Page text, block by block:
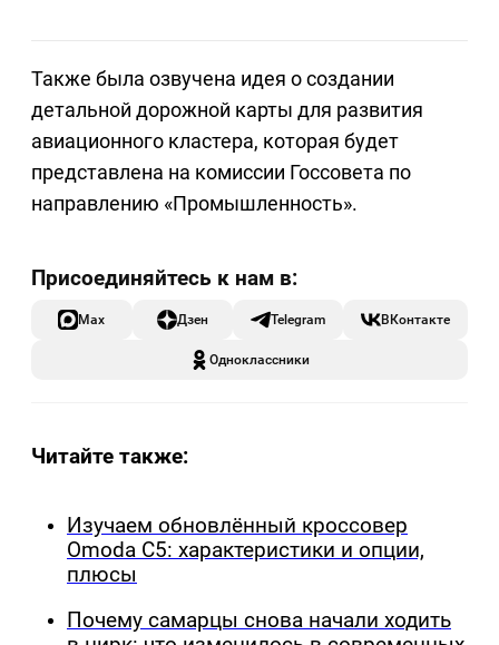
Также была озвучена идея о создании
детальной дорожной карты для развития
авиационного кластера, которая будет
представлена на комиссии Госсовета по
направлению «Промышленность».
Max Дзен Telegram ВКонтакте
Одноклассники
Читайте также:
Изучаем обновлённый кроссовер
Omoda C5: характеристики и опции,
плюсы
Почему самарцы снова начали ходить